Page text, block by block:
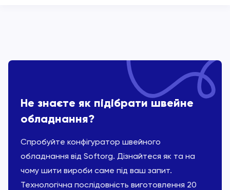
Не знаєте як підібрати швейне
обладнання?
Спробуйте конфігуратор швейного
обладнання від Softorg. Дізнайтеся як та на
чому шити вироби саме під ваш запит.
Технологічна послідовність виготовлення 20